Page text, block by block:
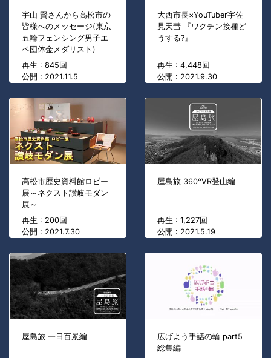
宇山 賢さんから高松市の
皆様へのメッセージ(東京
五輪フェンシング男子エ
ペ団体金メダリスト)
再生 : 845回
公開 : 2021.11.5
大西市長×YouTuber宇佐
見天彗 『ワクチン接種ど
うする?』
再生 : 4,448回
公開 : 2021.9.30
高松市歴史資料館ロビー
展～ネクスト讃岐モダン
展～
再生 : 200回
公開 : 2021.7.30
屋島旅 360°VR登山編
再生 : 1,227回
公開 : 2021.5.19
屋島旅 一日百景編
広げよう手話の輪 part5
総集編